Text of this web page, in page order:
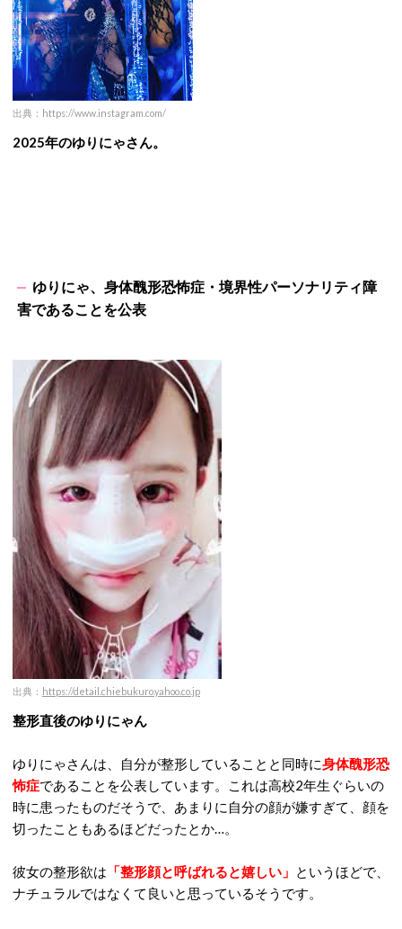
出典：https://www.instagram.com/
2025年のゆりにゃさん。
ゆりにゃ、身体醜形恐怖症・ 境界性パーソナリティ障
害であることを公表
出典： https://detail.chiebukuro.yahoo.co.jp
整形直後のゆりにゃん
ゆりにゃさんは、自分が整形していることと同時に身体醜形恐
怖症であることを公表しています。これは高校2年生ぐらいの
時に患ったものだそうで、あまりに自分の顔が嫌すぎて、顔を
切ったこともあるほどだったとか…。
彼女の整形欲は 「整形顔と呼ばれると嬉しい」 というほどで、
ナチュラルではなくて良いと思っているそうです。